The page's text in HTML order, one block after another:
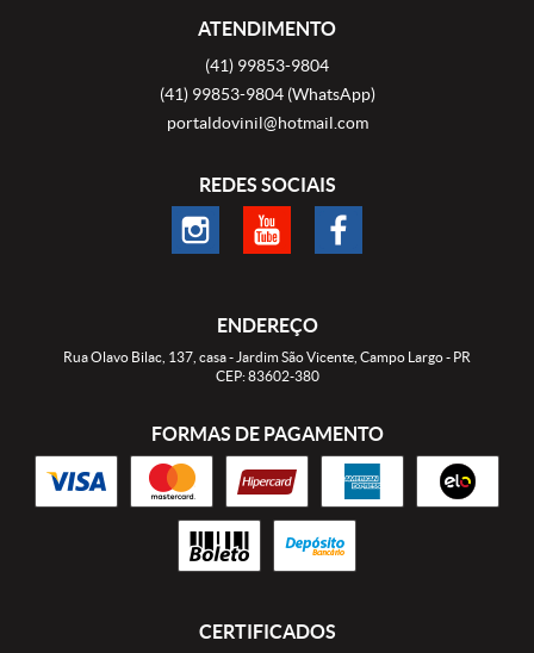
ATENDIMENTO
(41) 99853-9804
(41)99853-9804 (WhatsApp)
portaldovinil@hotmail.com
REDES SOCIAIS
ENDEREÇO
Rua Olavo Bilac, 137, casa- Jardim São Vicente, Campo Largo- PR
CEP: 83602-380
FORMAS DE PAGAMENTO
CERTIFICADOS